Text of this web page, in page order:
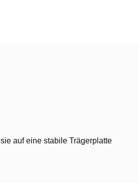
auf eine stabile Trägerplatte